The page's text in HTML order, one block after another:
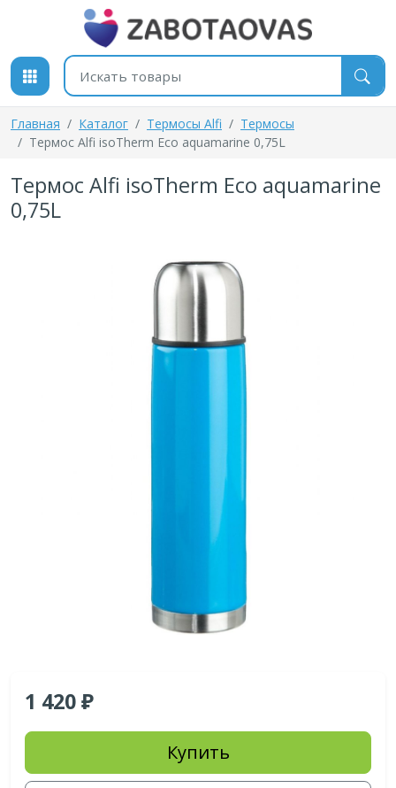
К содержимому
Поиск товаров
Главная Каталог Термосы Alfi
Термосы
Термос Alfi isoTherm Eco aquamarine 0,75L
Термос Alfi isoTherm Eco aquamarine
0,75L
1 420
Купить